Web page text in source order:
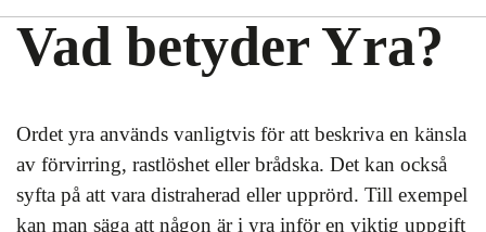
Vad betyder Yra?
Ordet yra används vanligtvis för att beskriva en känsla
av förvirring, rastlöshet eller brådska. Det kan också
syfta på att vara distraherad eller upprörd. Till exempel
kan man säga att någon är i yra inför en viktig uppgift